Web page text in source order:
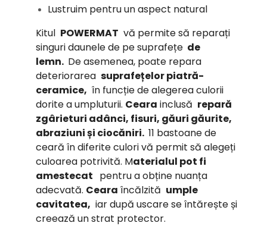
Lustruim pentru un aspect natural
Kitul POWERMAT vă permite să reparați
singuri daunele de pe suprafețe de
lemn. De asemenea, poate repara
deteriorarea suprafețelor piatră-
ceramice, în funcție de alegerea culorii
dorite a umpluturii. Ceara inclusă repară
zgârieturi adânci, fisuri, găuri găurite,
abraziuni și ciocăniri. 11 bastoane de
ceară în diferite culori vă permit să alegeți
culoarea potrivită. Materialul pot fi
amestecat pentru a obține nuanța
adecvată. Ceara încălzită umple
cavitatea, iar după uscare se întărește și
creează un strat protector.